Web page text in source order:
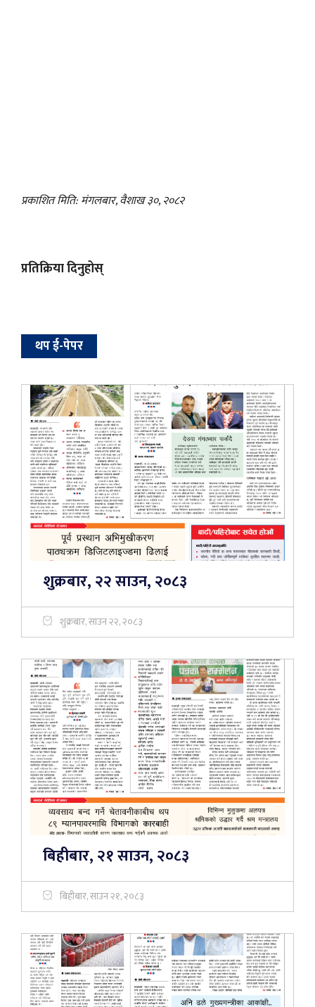
प्रकाशित मिति: मंगलबार, वैशाख ३०, २०८२
प्रतिक्रिया दिनुहोस्
थप ई-पेपर
शुक्रबार, २२ साउन, २०८३
शुक्रबार, साउन २२, २०८३
बिहीबार, २१ साउन, २०८३
बिहीबार, साउन २१, २०८३